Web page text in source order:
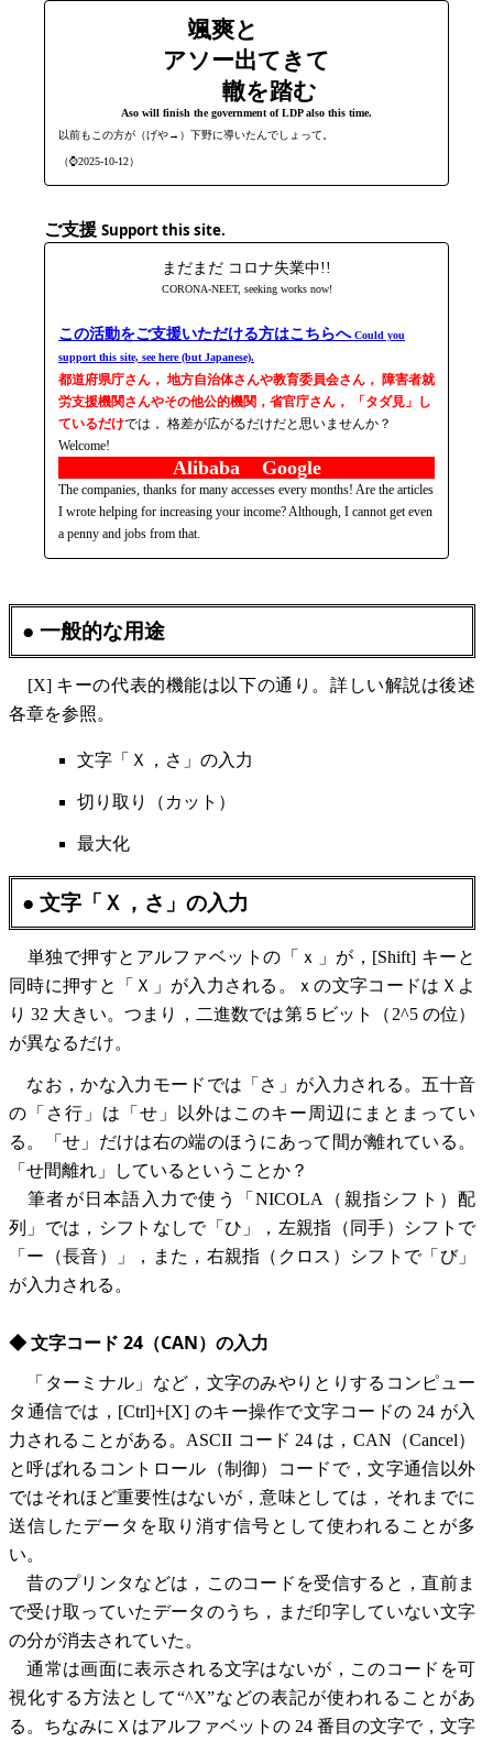
颯爽と
アソー出てきて
轍を踏む
Aso will finish the government of LDP also this time.
以前もこの方が（げや→）下野に導いたんでしょって。
（⌚2025-10-12）
ご支援 Support this site.
まだまだ コロナ失業中!!
CORONA-NEET, seeking works now!
この活動をご支援いただける方はこちらへCould you
support this site, see here (but Japanese).
都道府県庁さん， 地方自治体さんや教育委員会さん， 障害者就
労支援機関さんやその他公的機関，省官庁さん， 「タダ見」し
ているだけでは， 格差が広がるだけだと思いませんか？
Welcome!
Alibaba Google
The companies, thanks for many accesses every months! Are the articles
I wrote helping for increasing your income? Although, I cannot get even
a penny and jobs from that.
● 一般的な用途
[X] キーの代表的機能は以下の通り。詳しい解説は後述
各章を参照。
文字「Ｘ，さ」の入力
切り取り（カット）
最大化
● 文字「Ｘ，さ」の入力
単独で押すとアルファベットの「ｘ」が，[Shift] キーと
同時に押すと「Ｘ」が入力される。ｘの文字コードはＸよ
り 32 大きい。つまり，二進数では第５ビット（2^5 の位）
が異なるだけ。
なお，かな入力モードでは「さ」が入力される。五十音
の「さ行」は「せ」以外はこのキー周辺にまとまってい
る。「せ」だけは右の端のほうにあって間が離れている。
「せ間離れ」しているということか？
筆者が日本語入力で使う「NICOLA（親指シフト）配
列」では，シフトなしで「ひ」，左親指（同手）シフトで
「ー（長音）」，また，右親指（クロス）シフトで「び」
が入力される。
◆ 文字コード 24（CAN）の入力
「ターミナル」など，文字のみやりとりするコンピュー
タ通信では，[Ctrl]+[X] のキー操作で文字コードの 24 が入
力されることがある。ASCII コード 24 は，CAN（Cancel）
と呼ばれるコントロール（制御）コードで，文字通信以外
ではそれほど重要性はないが，意味としては，それまでに
送信したデータを取り消す信号として使われることが多
い。
昔のプリンタなどは，このコードを受信すると，直前ま
で受け取っていたデータのうち，まだ印字していない文字
の分が消去されていた。
通常は画面に表示される文字はないが，このコードを可
視化する方法として“^X”などの表記が使われることがあ
る。ちなみにＸはアルファベットの 24 番目の文字で，文字